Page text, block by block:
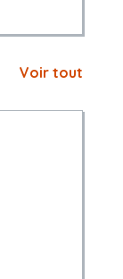
Voir tout